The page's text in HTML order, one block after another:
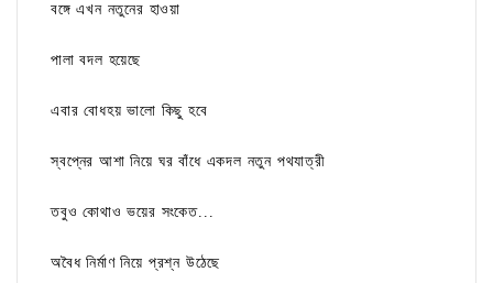
বঙ্গে এখন নতুনের হাওয়া
পালা বদল হয়েছে
এবার বোধহয় ভালো কিছু হবে
স্বপ্নের আশা নিয়ে ঘর বাঁধে একদল নতুন পথযাত্রী
তবুও কোথাও ভয়ের সংকেত...
অবৈধ নির্মাণ নিয়ে প্রশ্ন উঠেছে